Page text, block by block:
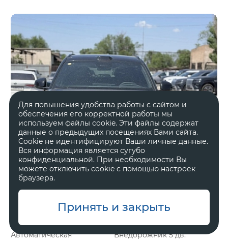
Гибрид
Автоматическая
Внедорожник 5 дв.
Для повышения удобства работы с сайтом и
обеспечения его корректной работы мы
используем файлы cookie. Эти файлы содержат
данные о предыдущих посещениях Вами сайта.
Cookie не идентифицируют Ваши личные данные.
Вся информация является сугубо
конфиденциальной. При необходимости Вы
можете отключить cookie с помощью настроек
браузера.
Принять и закрыть